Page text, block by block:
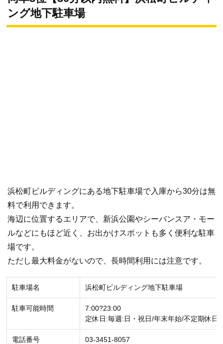
ング地下駐車場
浜松町ビルディングにある地下駐車場で入庫から30分は無
料で利用できます。
海辺に位置するエリアで、新浜公園やシーバンスア・モー
ルなどにもほど近く、お出かけスポットも多く便利な駐車
場です。
ただし最大料金がないので、長時間利用には注意です。
駐車場名 浜松町ビルディング地下駐車場
駐車可能時間
7:00?23:00
定休日:毎週:日・祝日/年末年始/不定期休日
電話番号 03-3451-8057